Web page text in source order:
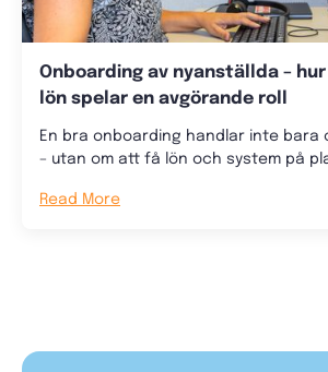
Onboarding av nyanställda –
lön spelar en avgörande roll
En bra onboarding handlar inte bara
– utan om att få lön och system på
Read More